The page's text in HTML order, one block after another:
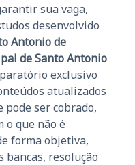
sua vaga,
desenvolvido
Antonio de
de Santo Antonio
exclusivo
atualizados
ser cobrado,
o que não é
forma objetiva,
bancas, resolução